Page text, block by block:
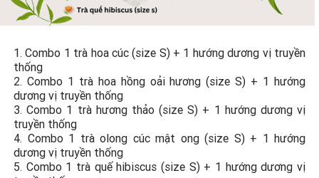
1. Combo 1 trà hoa cúc (size S) + 1 hướng dương vị truyền
thống
2. Combo 1 trà hoa hồng oải hương (size S) + 1 hướng
dương vị truyền thống
3. Combo 1 trà hương thảo (size S) + 1 hướng dương vị
truyền thống
4. Combo 1 trà olong cúc mật ong (size S) + 1 hướng
dương vị truyền thống
5. Combo 1 trà quế hibiscus (size S) + 1 hướng dương vị